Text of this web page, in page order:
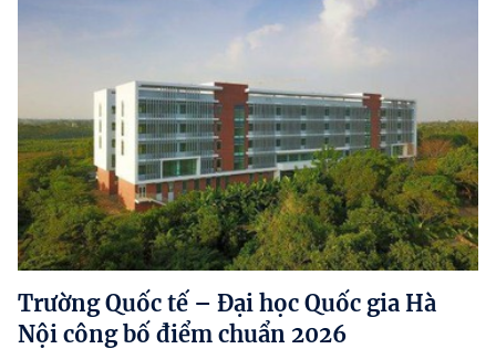
Trường Quốc tế – Đại học Quốc gia Hà
Nội công bố điểm chuẩn 2026